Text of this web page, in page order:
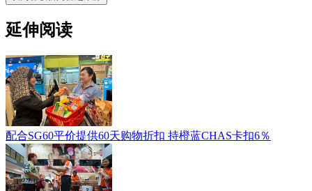
延伸阅读
配合SG60平价提供60天购物折扣 持橙蓝CHAS卡扣6％